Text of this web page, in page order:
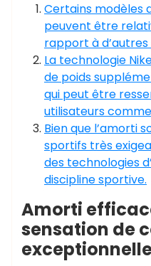
Certains modèles
peuvent être
rapport à
La technologie
de poids
qui peut être
utilisateurs
Bien que l’amorti
sportifs très
des technologies
discipline sportive.
Amorti
sensation de